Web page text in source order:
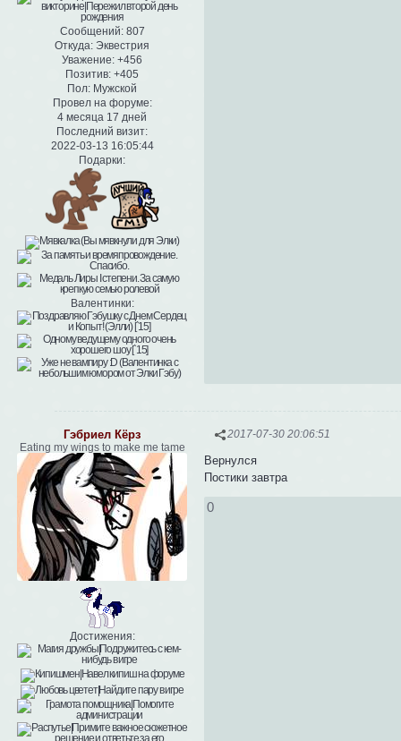
Сообщений:807
Откуда: Эквестрия
Уважение: +456
Позитив: +405
Пол: Мужской
Провел на форуме:
4 месяца 17 дней
Последний визит:
2022-03-13 16:05:44
Подарки:
Валентинки:
2017-07-30 20:06:51
Гэбриел Кёрз
Eating my wings to make me tame
Достижения:
Вернулся
Постики завтра
0